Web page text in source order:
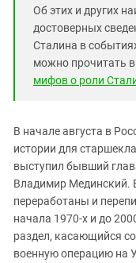
Об этих и других
достоверных
Сталина в
можно прочитать в
мифов о роли
В начале августа в
истории для
выступил бывший
Владимир Мединский.
переработаны и
начала 1970-х и до
раздел, касающийся
военную операцию на